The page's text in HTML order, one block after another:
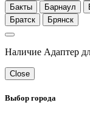
Бакты
Барнаул
Братск
Брянск
Наличие Адаптер
Close
Выбор города